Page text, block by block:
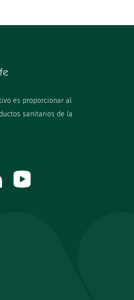
es proporcionar al
sanitarios de la
linkedin